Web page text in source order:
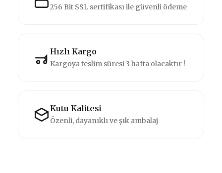
256 Bit SSL sertifikası ile güvenli ödeme
Hızlı Kargo
Kargoya teslim süresi 3 hafta olacaktır !
Kutu Kalitesi
Özenli, dayanıklı ve şık ambalaj